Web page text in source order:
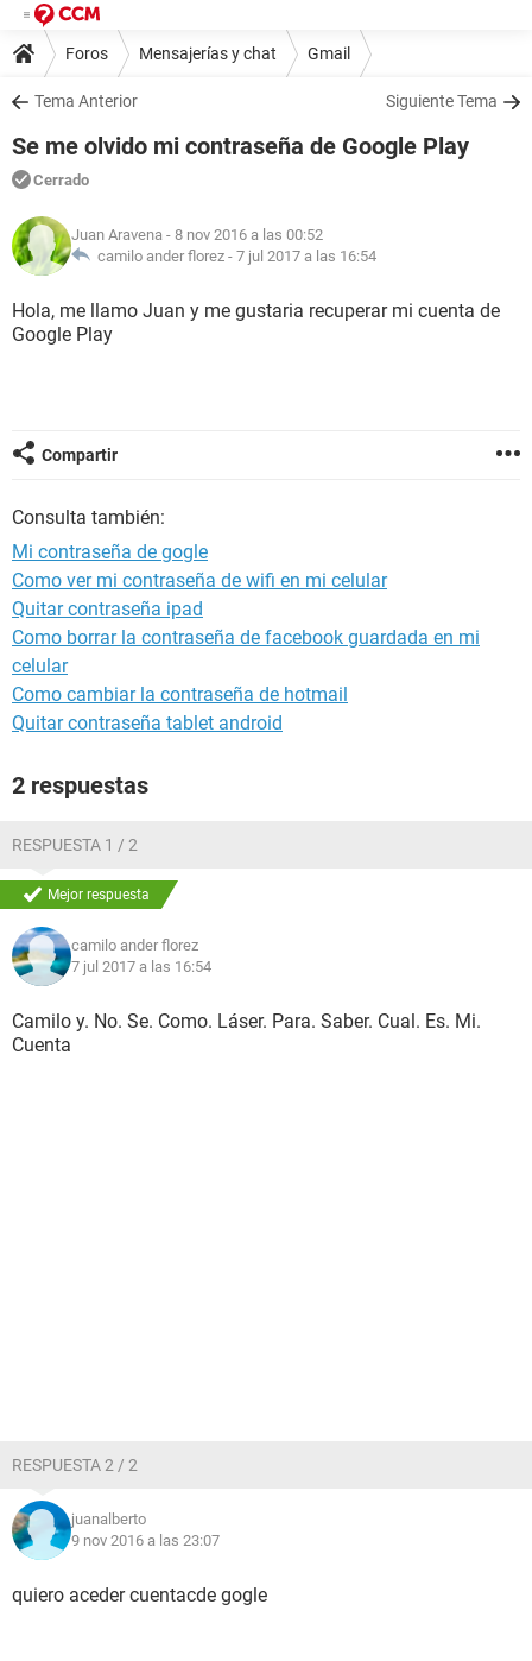
Foros Mensajerías y chat Gmail
Tema Anterior Siguiente Tema
Se me olvido mi contraseña de Google Play
Cerrado
Juan Aravena - 8 nov 2016 a las 00:52
camilo ander florez - 7 jul 2017 a las 16:54
Hola, me llamo Juan y me gustaria recuperar mi cuenta de
Google Play
Compartir
Consulta también:
Mi contraseña de gogle
Como ver mi contraseña de wifi en mi celular
Quitar contraseña ipad
Como borrar la contraseña de facebook guardada en mi
celular
Como cambiar la contraseña de hotmail
Quitar contraseña tablet android
2 respuestas
RESPUESTA 1 / 2
Mejor respuesta
camilo ander florez
7 jul 2017 a las 16:54
Camilo y. No. Se. Como. Láser. Para. Saber. Cual. Es. Mi.
Cuenta
RESPUESTA 2 / 2
juanalberto
9 nov 2016 a las 23:07
quiero aceder cuentacde gogle